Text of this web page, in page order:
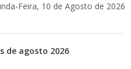
Feira, 10 de Agosto de 2026
de agosto 2026